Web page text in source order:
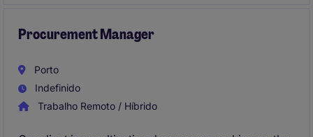
Procurement Manager
Porto
Indefinido
Trabalho Remoto / Híbrido